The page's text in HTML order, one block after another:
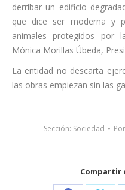
derribar un edificio
que dice ser moderna y
animales protegidos por
Mónica Morillas Úbeda,
La entidad no descarta
las obras empiezan sin las
Sección: Sociedad Por
Compartir